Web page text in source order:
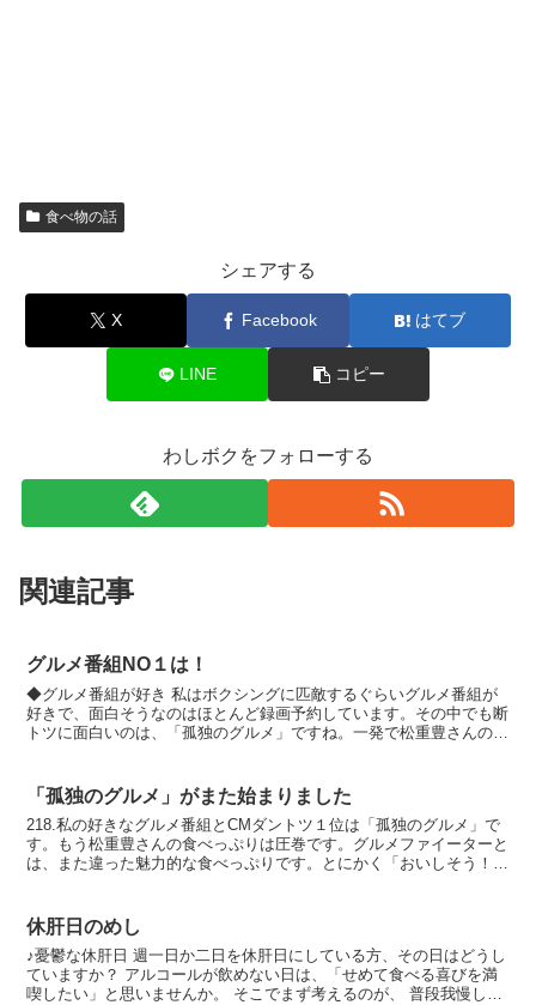
食べ物の話
シェアする
X Facebook はてブ
LINE コピー
わしボクをフォローする
関連記事
グルメ番組NO１は！
◆グルメ番組が好き 私はボクシングに匹敵するぐらいグルメ番組が
好きで、面白そうなのはほとんど録画予約しています。その中でも断
トツに面白いのは、「孤独のグルメ」ですね。一発で松重豊さんのフ
「孤独のグルメ」がまた始まりました
218.私の好きなグルメ番組とCMダントツ１位は「孤独のグルメ」で
す。もう松重豊さんの食べっぷりは圧巻です。グルメファイーターと
は、また違った魅力的な食べっぷりです。とにかく「おいしそう！」
休肝日のめし
♪憂鬱な休肝日 週一日か二日を休肝日にしている方、その日はどうし
ていますか？ アルコールが飲めない日は、「せめて食べる喜びを満
喫したい」と思いませんか。 そこでまず考えるのが、 普段我慢して